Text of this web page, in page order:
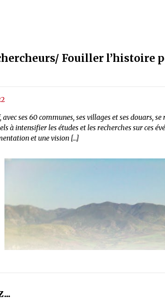
Fouiller l’histoire
ses 60 communes, ses villages et ses douars,
à intensifier les études et les recherches sur ces
et une vision […]